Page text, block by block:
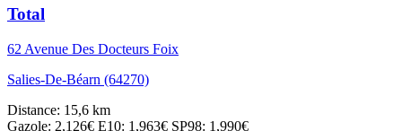
Total
62 Avenue Des Docteurs Foix
Salies-De-Béarn (64270)
Distance: 15,6 km
Gazole: 2,126€ E10: 1,963€ SP98: 1,990€